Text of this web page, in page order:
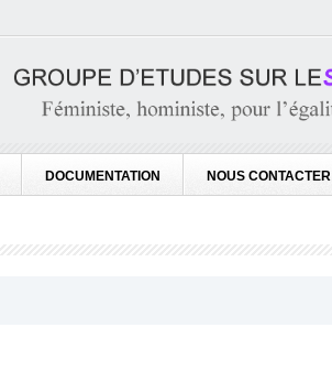
DOCUMENTATION NOUS CONTACTER